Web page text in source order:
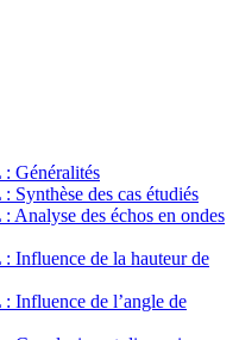
Généralités
Synthèse des cas étudiés
Analyse des échos en ondes
Influence de la hauteur de
Influence de l’angle de